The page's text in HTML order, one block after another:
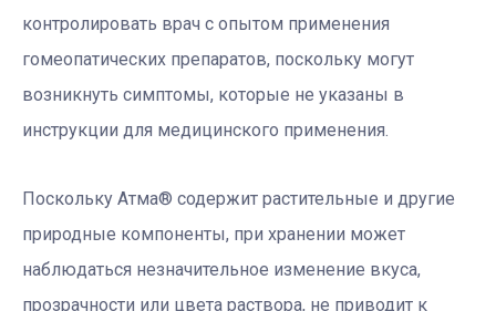
контролировать врач с опытом применения
гомеопатических препаратов, поскольку могут
возникнуть симптомы, которые не указаны в
инструкции для медицинского применения.
Поскольку Атма® содержит растительные и другие
природные компоненты, при хранении может
наблюдаться незначительное изменение вкуса,
прозрачности или цвета раствора, не приводит к